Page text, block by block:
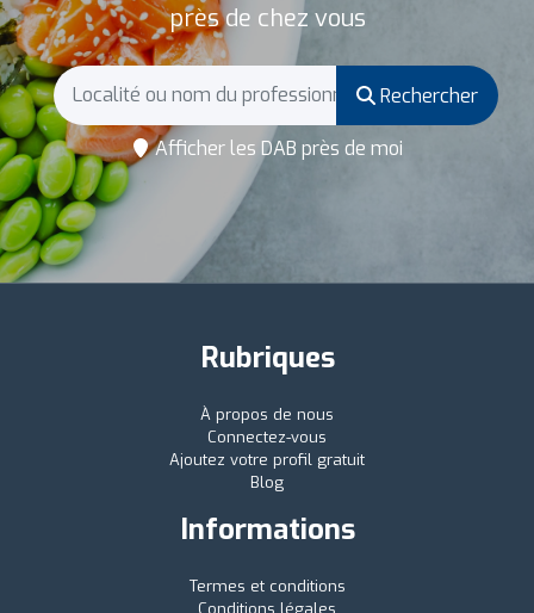
près de chez vous
Rechercher
Afficher les DAB près de moi
Rubriques
À propos de nous
Connectez-vous
Ajoutez votre profil gratuit
Blog
Informations
Termes et conditions
Conditions légales